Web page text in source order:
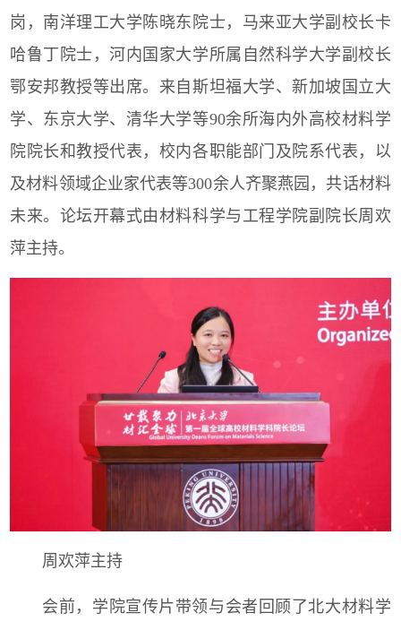
岗，南洋理工大学陈晓东院士，马来亚大学副校长卡
哈鲁丁院士，河内国家大学所属自然科学大学副校长
鄂安邦教授等出席。来自斯坦福大学、新加坡国立大
学、东京大学、清华大学等90余所海内外高校材料学
院院长和教授代表，校内各职能部门及院系代表，以
及材料领域企业家代表等300余人齐聚燕园，共话材料
未来。论坛开幕式由材料科学与工程学院副院长周欢
萍主持。
周欢萍主持
会前，学院宣传片带领与会者回顾了北大材料学